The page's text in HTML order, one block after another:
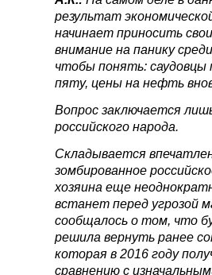
результат
начинает приносить
внимание на панику
чтобы понять:
пяту, цены на нефть
Вопрос заключается
российского народа.
Складывается
зомбированное
хозяина еще
встанет перед угрозой
сообщалось о том, что
решила вернуть ранее
которая в 2016 году
сравнению с